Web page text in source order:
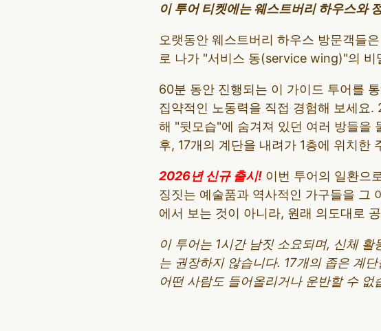
이 투어 티켓에는 웨스트버리 하우스와
오랫동안 웨스트버리 하우스 방문객들
로 나가 "서비스 동(service wing)"의 비
60분 동안 진행되는 이 가이드 투어를
집약적인 노동력을 직접 경험해 보세요
해 "뒷모습"에 숨겨져 있던 여러 방들을
후, 17개의 계단을 내려가 1층에 위치한
2026년 신규 출시! 이번 투어의 일환으
징짓는 예술품과 역사적인 가구들을 그
에서 보는 것이 아니라, 원래 의도대로
이 투어는 1시간 남짓 소요되며, 신체
는 권장하지 않습니다. 17개의 좁은 계
어떤 사람도 들어올리거나 운반할 수 없